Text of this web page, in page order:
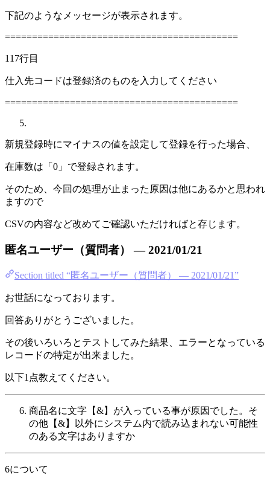
下記のようなメッセージが表示されます。
===========================================
117行目
仕入先コードは登録済のものを入力してください
===========================================
新規登録時にマイナスの値を設定して登録を行った場合、
在庫数は「0」で登録されます。
そのため、今回の処理が止まった原因は他にあるかと思われ
ますので
CSVの内容など改めてご確認いただければと存じます。
匿名ユーザー（質問者） — 2021/01/21
Section titled “匿名ユーザー（質問者） — 2021/01/21”
お世話になっております。
回答ありがとうございました。
その後いろいろとテストしてみた結果、エラーとなっている
レコードの特定が出来ました。
以下1点教えてください。
商品名に文字【&】が入っている事が原因でした。そ
の他【&】以外にシステム内で読み込まれない可能性
のある文字はありますか
6について